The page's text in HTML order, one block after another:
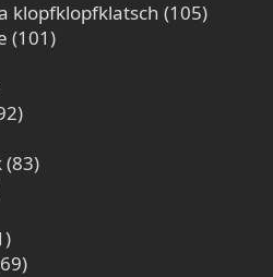
klopfklopfklatsch (105)
(101)
(83)